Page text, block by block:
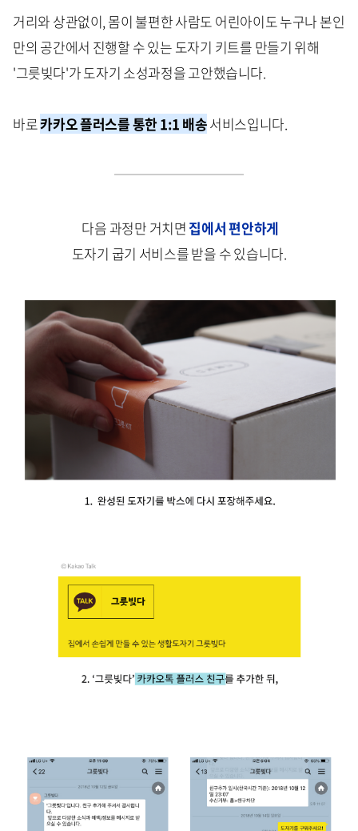
거리와 상관없이, 몸이 불편한 사람도 어린아이도 누구나 본인
만의 공간에서 진행할 수 있는 도자기 키트를 만들기 위해
'그릇빚다'가 도자기 소성과정을 고안했습니다.
바로카카오 플러스를 통한 1:1 배송서비스입니다.
다음 과정만 거치면 집에서 편안하게
도자기 굽기 서비스를 받을 수 있습니다.